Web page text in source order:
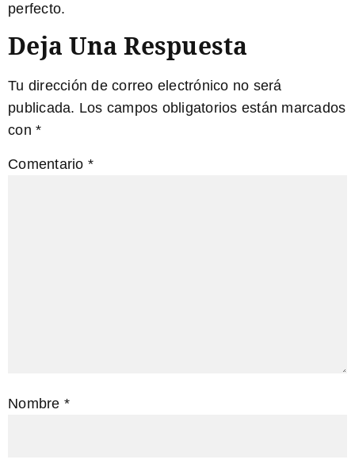
perfecto.
Deja Una Respuesta
Tu dirección de correo electrónico no será
publicada. Los campos obligatorios están marcados
con *
Comentario *
Nombre *